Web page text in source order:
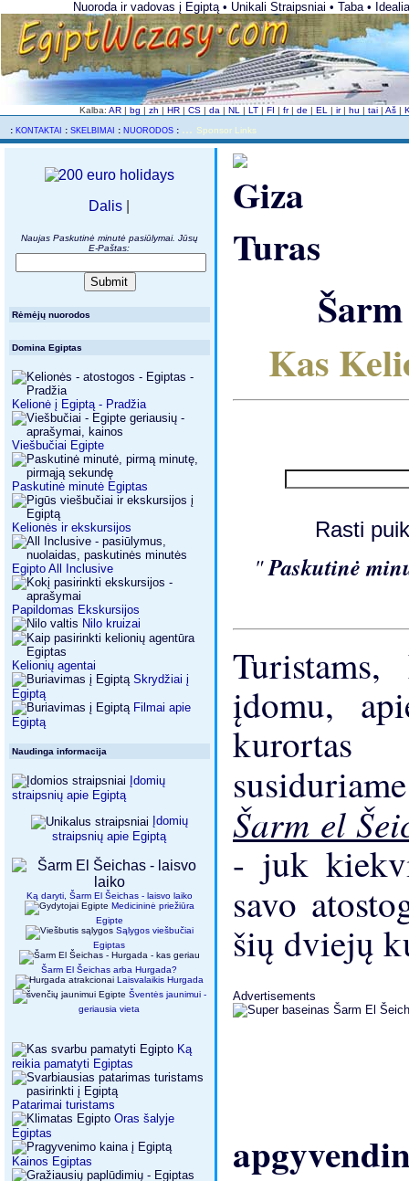
Nuoroda ir vadovas į Egiptą • Unikali Straipsniai • Taba •
Kalba:AR |bg |zh |HR |CS |da |NL |LT |FI |fr |de |EL |ir |hu |tai |Aš |
: KONTAKTAI : SKELBIMAI : NUORODOS : Sponsor Links
Dalis
Naujas Paskutinė minutė pasiūlymai. Jūsų
E-Paštas:
Rėmėjų nuorodos
Domina Egiptas
Kelionė į Egiptą - Pradžia
Viešbučiai Egipte
Paskutinė minutė Egiptas
Kelionės ir ekskursijos
Egipto All Inclusive
Papildomas Ekskursijos
Nilo kruizai
Kelionių agentai
Skrydžiai į
Egiptą
Filmai apie
Egiptą
Naudinga informacija
Įdomių
straipsnių apie Egiptą
Įdomių
straipsnių apie Egiptą
Ką daryti, Šarm El Šeichas - laisvo laiko
Medicininė priežiūra
Egipte
Sąlygos viešbučiai
Egiptas
Šarm El Šeichas arba Hurgada?
Laisvalaikis Hurgada
Šventės jaunimui -
geriausia vieta
Ką
reikia pamatyti Egiptas
Patarimai turistams
Oras šalyje
Egiptas
Kainos Egiptas
Kas
Rasti
"Paskutinė
įdomu,
kurortas
Šarm el
- juk
savo
šių dviejų
Advertisements